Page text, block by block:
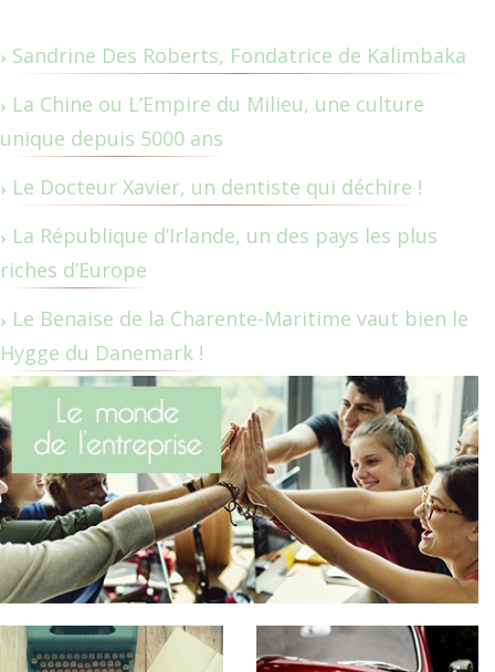
Sandrine Des Roberts, Fondatrice de Kalimbaka
La Chine ou L’Empire du Milieu, une culture
unique depuis 5000 ans
Le Docteur Xavier, un dentiste qui déchire !
La République d’Irlande, un des pays les plus
riches d’Europe
Le Benaise de la Charente-Maritime vaut bien le
Hygge du Danemark !